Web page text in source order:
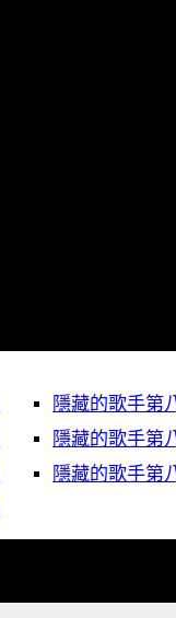
隱藏的歌手第
隱藏的歌手第
隱藏的歌手第